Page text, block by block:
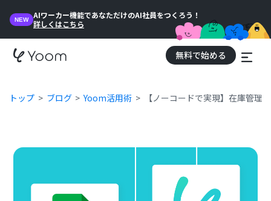
NEW
AIワーカー機能であなただけのAI社員をつくろう！
詳しくはこちら
無料で始める
トップ ブログ Yoom活用術 【ノーコードで実現】在庫管理